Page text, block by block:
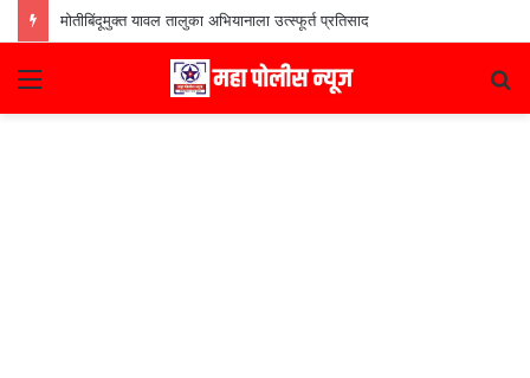
मोतीबिंदूमुक्त यावल तालुका अभियानाला उत्स्फूर्त प्रतिसाद
Menu